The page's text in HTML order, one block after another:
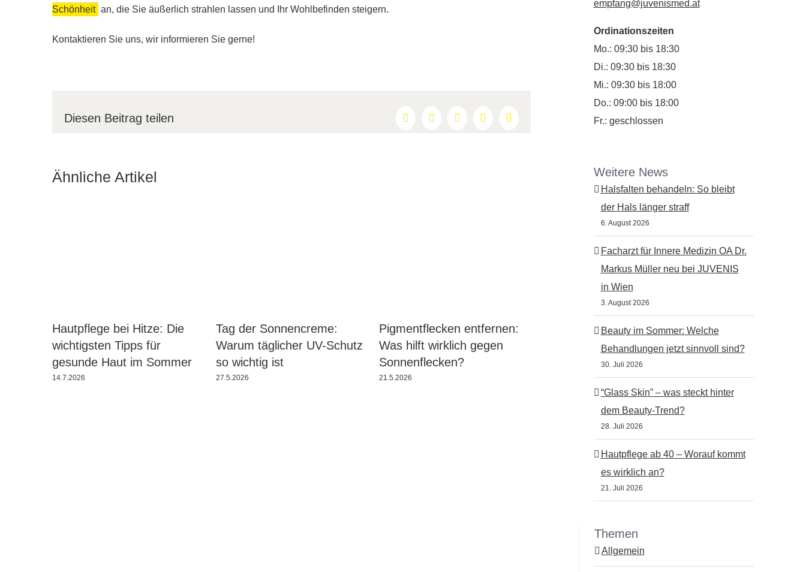
Schönheit an, die Sie äußerlich strahlen lassen und Ihr Wohlbefinden steigern.
Kontaktieren Sie uns, wir informieren Sie gerne!
Diesen Beitrag teilen Facebook
X RedditLinkedInPinterest
Ähnliche Artikel
Hautpflege bei Hitze: Die
wichtigsten Tipps für
gesunde Haut im Sommer
14.7.2026
Tag der Sonnencreme:
Warum täglicher UV-Schutz
so wichtig ist
27.5.2026
Pigmentflecken entfernen:
Was hilft wirklich gegen
Sonnenflecken?
21.5.2026
Hautarzt Notfall Wien: Wann
sollte man sofort handeln?
Microneedling:
sich selbst
empfang@juvenismed.at
Ordinationszeiten
Mo.: 09:30 bis 18:30
Di.: 09:30 bis 18:30
Mi.: 09:30 bis 18:00
Do.: 09:00 bis 18:00
Fr.: geschlossen
Weitere News
Halsfalten behandeln: So bleibt
der Hals länger straff
6. August 2026
Facharzt für Innere Medizin OA Dr.
Markus Müller neu bei JUVENIS
in Wien
3. August 2026
Beauty im Sommer: Welche
Behandlungen jetzt sinnvoll sind?
30. Juli 2026
“Glass Skin” – was steckt hinter
dem Beauty-Trend?
28. Juli 2026
Hautpflege ab 40 – Worauf kommt
es wirklich an?
21. Juli 2026
Themen
Allgemein